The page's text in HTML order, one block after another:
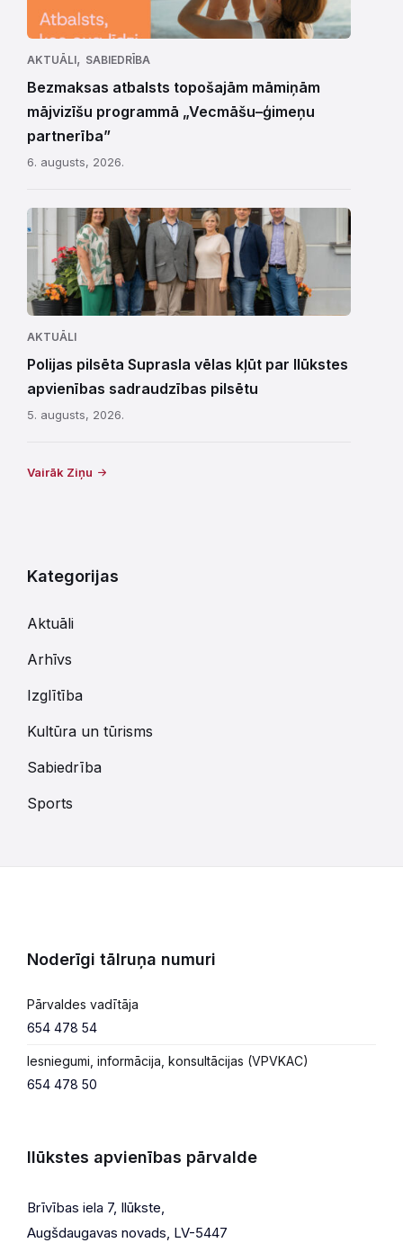
AKTUĀLI, SABIEDRĪBA
Bezmaksas atbalsts topošajām māmiņām
mājvizīšu programmā „Vecmāšu–ģimeņu
partnerība”
6. augusts, 2026.
AKTUĀLI
Polijas pilsēta Suprasla vēlas kļūt par Ilūkstes
apvienības sadraudzības pilsētu
5. augusts, 2026.
Vairāk Ziņu
Kategorijas
Aktuāli
Arhīvs
Izglītība
Kultūra un tūrisms
Sabiedrība
Sports
Noderīgi tālruņa numuri
Pārvaldes vadītāja
654 478 54
Iesniegumi, informācija, konsultācijas (VPVKAC)
654 478 50
Ilūkstes apvienības pārvalde
Brīvības iela 7, Ilūkste,
Augšdaugavas novads, LV-5447